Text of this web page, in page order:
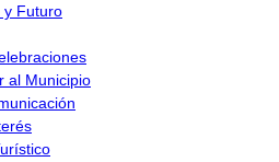
y Futuro
al Municipio